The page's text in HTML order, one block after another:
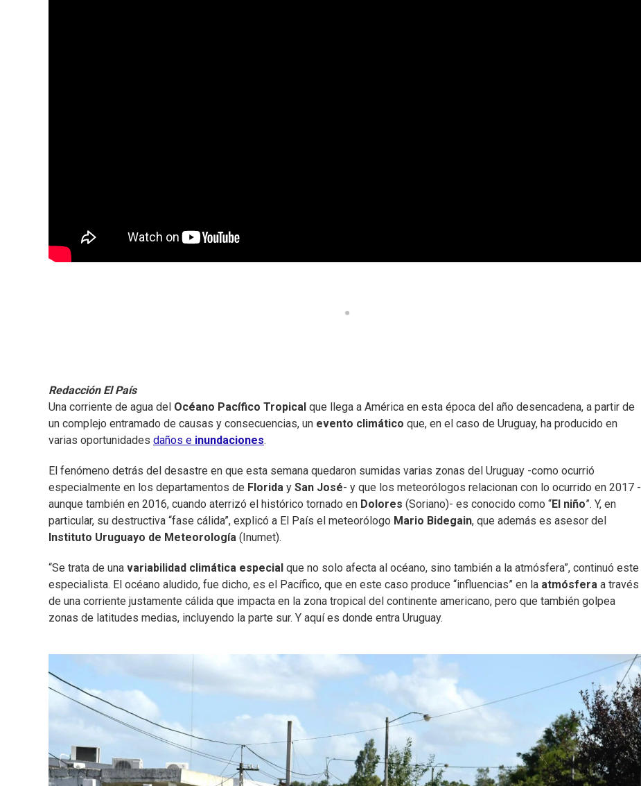
Redacción El País
Una corriente de agua del Océano Pacífico Tropical que llega a América en esta época del año desencadena, a partir de
un complejo entramado de causas y consecuencias, un evento climático que, en el caso de Uruguay, ha producido en
varias oportunidades daños e inundaciones.
El fenómeno detrás del desastre en que esta semana quedaron sumidas varias zonas del Uruguay -como ocurrió
especialmente en los departamentos de Florida y San José- y que los meteorólogos relacionan con lo ocurrido en 2017 -
aunque también en 2016, cuando aterrizó el histórico tornado en Dolores (Soriano)- es conocido como “El niño”. Y, en
particular, su destructiva “fase cálida”, explicó a El País el meteorólogo Mario Bidegain, que además es asesor del
Instituto Uruguayo de Meteorología (Inumet).
“Se trata de una variabilidad climática especial que no solo afecta al océano, sino también a la atmósfera”, continuó este
especialista. El océano aludido, fue dicho, es el Pacífico, que en este caso produce “influencias” en la atmósfera a través
de una corriente justamente cálida que impacta en la zona tropical del continente americano, pero que también golpea
zonas de latitudes medias, incluyendo la parte sur. Y aquí es donde entra Uruguay.